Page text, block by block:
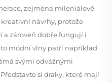
zejména mileniálové
návrhy, protože
a zároveň dobře fungují i
módní vlny patří například
svými odvážnými
si draky, které mají